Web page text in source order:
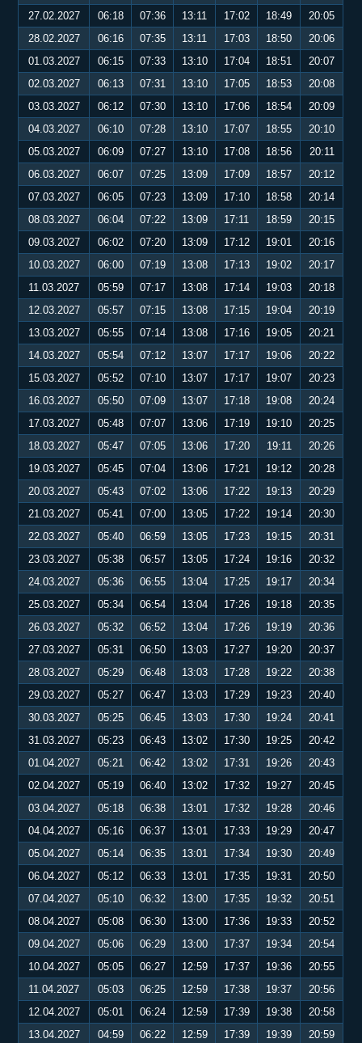
27.02.2027
06:18 07:36 13:11 17:02 18:49
20:05
28.02.2027
06:16 07:35 13:11 17:03 18:50
20:06
01.03.2027
06:15 07:33 13:10 17:04 18:51
20:07
02.03.2027
06:13 07:31 13:10 17:05 18:53
20:08
03.03.2027
06:12 07:30 13:10 17:06 18:54
20:09
04.03.2027
06:10 07:28 13:10 17:07 18:55
20:10
05.03.2027
06:09 07:27 13:10 17:08 18:56
20:11
06.03.2027
06:07 07:25 13:09 17:09 18:57
20:12
07.03.2027
06:05 07:23 13:09 17:10 18:58
20:14
08.03.2027
06:04 07:22 13:09 17:11 18:59
20:15
09.03.2027
06:02 07:20 13:09 17:12 19:01
20:16
10.03.2027
06:00 07:19 13:08 17:13 19:02
20:17
11.03.2027
05:59 07:17 13:08 17:14 19:03
20:18
12.03.2027
05:57 07:15 13:08 17:15 19:04
20:19
13.03.2027
05:55 07:14 13:08 17:16 19:05
20:21
14.03.2027
05:54 07:12 13:07 17:17 19:06
20:22
15.03.2027
05:52 07:10 13:07 17:17 19:07
20:23
16.03.2027
05:50 07:09 13:07 17:18 19:08
20:24
17.03.2027
05:48 07:07 13:06 17:19 19:10
20:25
18.03.2027
05:47 07:05 13:06 17:20 19:11
20:26
19.03.2027
05:45 07:04 13:06 17:21 19:12
20:28
20.03.2027
05:43 07:02 13:06 17:22 19:13
20:29
21.03.2027
05:41 07:00 13:05 17:22 19:14
20:30
22.03.2027
05:40 06:59 13:05 17:23 19:15
20:31
23.03.2027
05:38 06:57 13:05 17:24 19:16
20:32
24.03.2027
05:36 06:55 13:04 17:25 19:17
20:34
25.03.2027
05:34 06:54 13:04 17:26 19:18
20:35
26.03.2027
05:32 06:52 13:04 17:26 19:19
20:36
27.03.2027
05:31 06:50 13:03 17:27 19:20
20:37
28.03.2027
05:29 06:48 13:03 17:28 19:22
20:38
29.03.2027
05:27 06:47 13:03 17:29 19:23
20:40
30.03.2027
05:25 06:45 13:03 17:30 19:24
20:41
31.03.2027
05:23 06:43 13:02 17:30 19:25
20:42
01.04.2027
05:21 06:42 13:02 17:31 19:26
20:43
02.04.2027
05:19 06:40 13:02 17:32 19:27
20:45
03.04.2027
05:18 06:38 13:01 17:32 19:28
20:46
04.04.2027
05:16 06:37 13:01 17:33 19:29
20:47
05.04.2027
05:14 06:35 13:01 17:34 19:30
20:49
06.04.2027
05:12 06:33 13:01 17:35 19:31
20:50
07.04.2027
05:10 06:32 13:00 17:35 19:32
20:51
08.04.2027
05:08 06:30 13:00 17:36 19:33
20:52
09.04.2027
05:06 06:29 13:00 17:37 19:34
20:54
10.04.2027
05:05 06:27 12:59 17:37 19:36
20:55
11.04.2027
05:03 06:25 12:59 17:38 19:37
20:56
12.04.2027
05:01 06:24 12:59 17:39 19:38
20:58
13.04.2027
04:59 06:22 12:59 17:39 19:39 20:59